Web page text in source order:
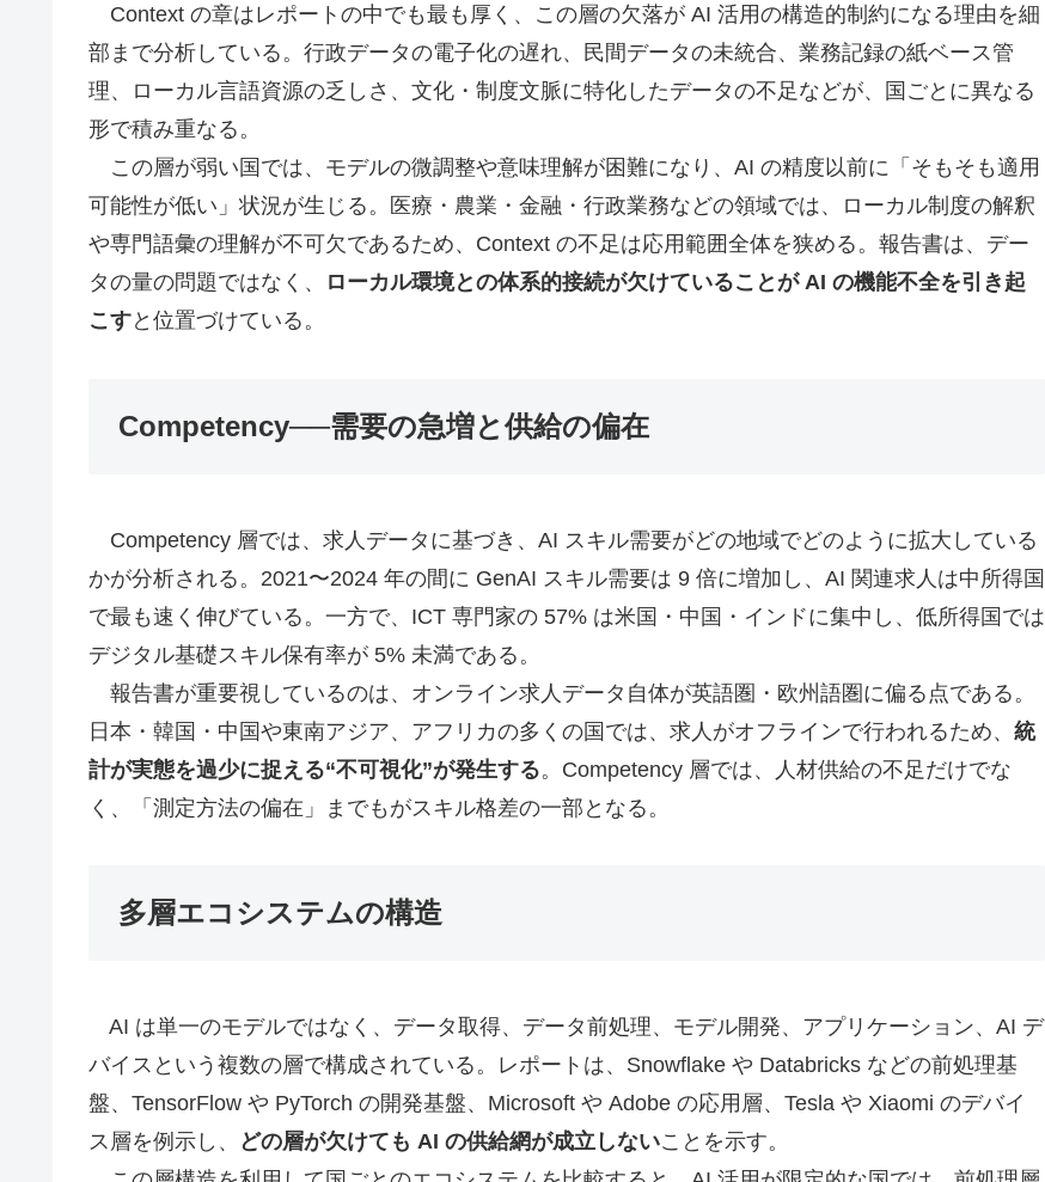
Context の章はレポートの中でも最も厚く、この層の欠落が AI 活用の構造的制約になる理由を細
部まで分析している。行政データの電子化の遅れ、民間データの未統合、業務記録の紙ベース管
理、ローカル言語資源の乏しさ、文化・制度文脈に特化したデータの不足などが、国ごとに異なる
形で積み重なる。
この層が弱い国では、モデルの微調整や意味理解が困難になり、AI の精度以前に「そもそも適用
可能性が低い」状況が生じる。医療・農業・金融・行政業務などの領域では、ローカル制度の解釈
や専門語彙の理解が不可欠であるため、Context の不足は応用範囲全体を狭める。報告書は、デー
タの量の問題ではなく、
ローカル環境との体系的接続が欠けていることが AI の機能不全を引き起
こすと位置づけている。
Competency──需要の急増と供給の偏在
Competency 層では、求人データに基づき、AI スキル需要がどの地域でどのように拡大している
かが分析される。2021〜2024 年の間に GenAI スキル需要は 9 倍に増加し、AI 関連求人は中所得国
で最も速く伸びている。一方で、ICT 専門家の 57% は米国・中国・インドに集中し、低所得国では
デジタル基礎スキル保有率が 5% 未満である。
報告書が重要視しているのは、オンライン求人データ自体が英語圏・欧州語圏に偏る点である。
日本・韓国・中国や東南アジア、アフリカの多くの国では、求人がオフラインで行われるため、 統
計が実態を過少に捉える“不可視化”が発生する。Competency 層では、人材供給の不足だけでな
く、「測定方法の偏在」までもがスキル格差の一部となる。
多層エコシステムの構造
AI は単一のモデルではなく、データ取得、データ前処理、モデル開発、アプリケーション、AI デ
バイスという複数の層で構成されている。レポートは、Snowflake や Databricks などの前処理基
盤、TensorFlow や PyTorch の開発基盤、Microsoft や Adobe の応用層、Tesla や Xiaomi のデバイ
ス層を例示し、
どの層が欠けても AI の供給網が成立しないことを示す。